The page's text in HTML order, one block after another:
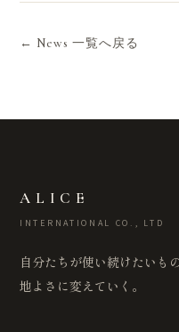
← News 一覧へ戻る
ALICE
INTERNATIONAL CO., LTD
自分たちが使い続けたいも
地よさに変えていく。